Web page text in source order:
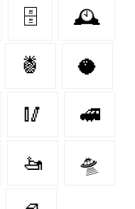
🗄️ 🕰
🍍 🥥
🥢 🚅
🚤 🛸